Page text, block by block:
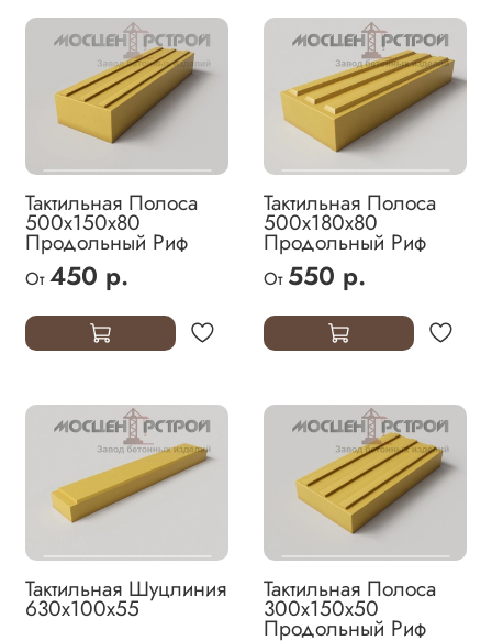
Тактильная Полоса
500х150х80
Продольный Риф
От 450 р.
Тактильная Полоса
500х180х80
Продольный Риф
От 550 р.
Тактильная Шуцлиния
630х100х55
Тактильная Полоса
300х150х50
Продольный Риф